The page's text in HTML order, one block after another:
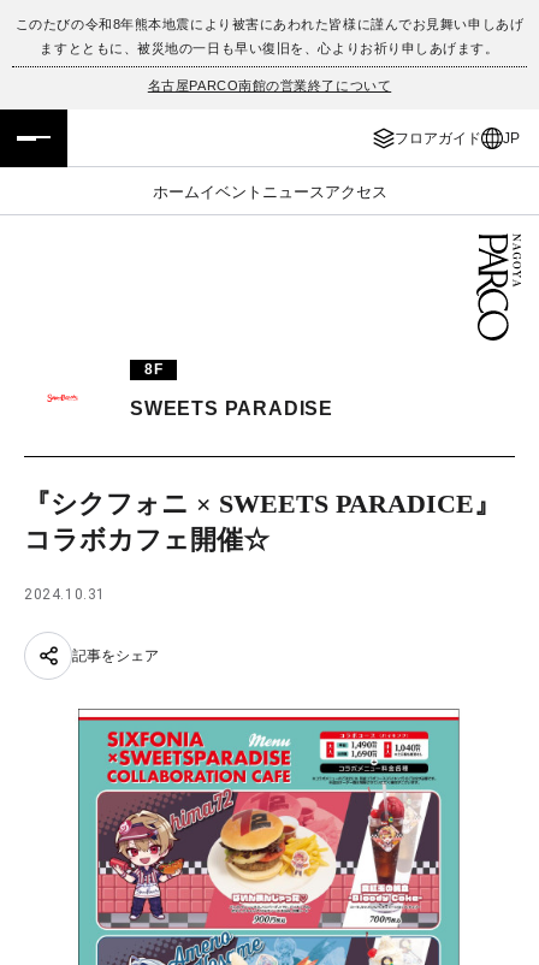
このたびの令和8年熊本地震により被害にあわれた皆様に謹んでお見舞い申しあげ
ますとともに、被災地の一日も早い復旧を、心よりお祈り申しあげます。
名古屋PARCO南館の営業終了について
フロアガイド JP
ホームイベント ニュース アクセス
フロアガイド
イベント・ポップアップ
TAX FREE
JP
ENGLISH
8F
SWEETS PARADISE
『シクフォニ × SWEETS PARADICE』
コラボカフェ開催☆
2024.10.31
記事をシェア